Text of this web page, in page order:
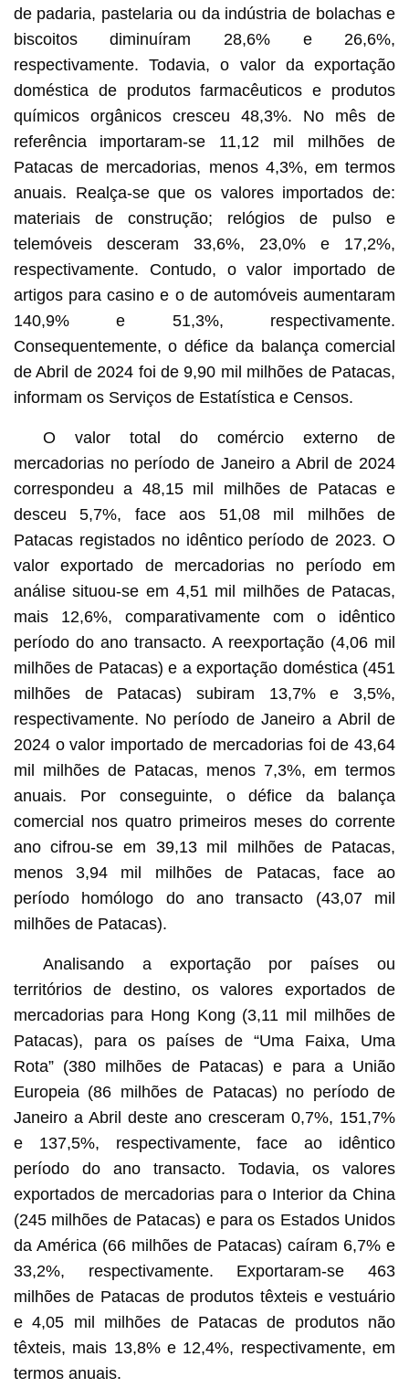
de padaria, pastelaria ou da indústria de bolachas e
biscoitos diminuíram 28,6% e 26,6%,
respectivamente. Todavia, o valor da exportação
doméstica de produtos farmacêuticos e produtos
químicos orgânicos cresceu 48,3%. No mês de
referência importaram-se 11,12 mil milhões de
Patacas de mercadorias, menos 4,3%, em termos
anuais. Realça-se que os valores importados de:
materiais de construção; relógios de pulso e
telemóveis desceram 33,6%, 23,0% e 17,2%,
respectivamente. Contudo, o valor importado de
artigos para casino e o de automóveis aumentaram
140,9% e 51,3%, respectivamente.
Consequentemente, o défice da balança comercial
de Abril de 2024 foi de 9,90 mil milhões de Patacas,
informam os Serviços de Estatística e Censos.
O valor total do comércio externo de
mercadorias no período de Janeiro a Abril de 2024
correspondeu a 48,15 mil milhões de Patacas e
desceu 5,7%, face aos 51,08 mil milhões de
Patacas registados no idêntico período de 2023. O
valor exportado de mercadorias no período em
análise situou-se em 4,51 mil milhões de Patacas,
mais 12,6%, comparativamente com o idêntico
período do ano transacto. A reexportação (4,06 mil
milhões de Patacas) e a exportação doméstica (451
milhões de Patacas) subiram 13,7% e 3,5%,
respectivamente. No período de Janeiro a Abril de
2024 o valor importado de mercadorias foi de 43,64
mil milhões de Patacas, menos 7,3%, em termos
anuais. Por conseguinte, o défice da balança
comercial nos quatro primeiros meses do corrente
ano cifrou-se em 39,13 mil milhões de Patacas,
menos 3,94 mil milhões de Patacas, face ao
período homólogo do ano transacto (43,07 mil
milhões de Patacas).
Analisando a exportação por países ou
territórios de destino, os valores exportados de
mercadorias para Hong Kong (3,11 mil milhões de
Patacas), para os países de “Uma Faixa, Uma
Rota” (380 milhões de Patacas) e para a União
Europeia (86 milhões de Patacas) no período de
Janeiro a Abril deste ano cresceram 0,7%, 151,7%
e 137,5%, respectivamente, face ao idêntico
período do ano transacto. Todavia, os valores
exportados de mercadorias para o Interior da China
(245 milhões de Patacas) e para os Estados Unidos
da América (66 milhões de Patacas) caíram 6,7% e
33,2%, respectivamente. Exportaram-se 463
milhões de Patacas de produtos têxteis e vestuário
e 4,05 mil milhões de Patacas de produtos não
têxteis, mais 13,8% e 12,4%, respectivamente, em
termos anuais.